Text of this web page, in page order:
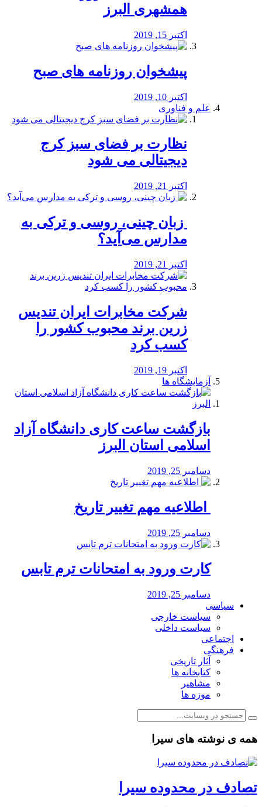
همشهری البرز
اکتبر 15, 2019
پیشخوان روزنامه های صبح
اکتبر 10, 2019
علم و فناوری
نظارت بر فضای سبز کرج
دیجیتالی می شود
اکتبر 21, 2019
️ زبان چینی، روسی و ترکی به
مدارس می‌آید؟
اکتبر 21, 2019
شرکت مخابرات ایران تندیس
زرین برند محبوب کشور را
کسب کرد
اکتبر 19, 2019
آزمایشگاه ها
بازگشت ساعت کاری دانشگاه آزاد
اسلامی استان البرز
دسامبر 25, 2019
️ اطلاعیه مهم تغییر تاریخ
دسامبر 25, 2019
کارت ورود به امتحانات ترم تابس
دسامبر 25, 2019
سیاسی
سیاست خارجی
سیاست داخلی
اجتماعی
فرهنگی
آثار تاریخی
کتابخانه ها
مشاهیر
موزه ها
همه ی نوشته های سیرا
تصادف در محدوده سیرا